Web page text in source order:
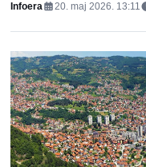
Infoera 20. maj 2026. 13:11